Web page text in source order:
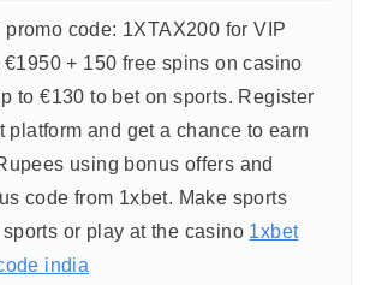
code: 1XTAX200 for VIP
€1950 + 150 free spins on casino
to €130 to bet on sports. Register
platform and get a chance to earn
using bonus offers and
code from 1xbet. Make sports
or play at the casino 1xbet
india